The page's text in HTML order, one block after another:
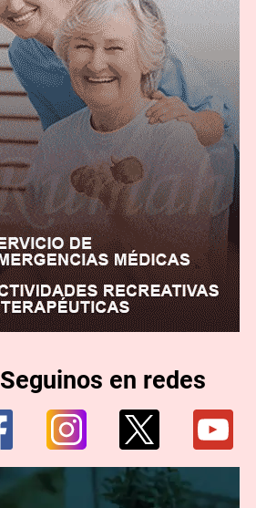
Seguinos en redes